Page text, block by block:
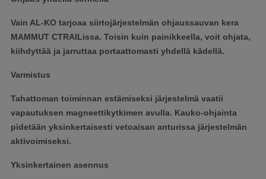
Vain AL-KO tarjoaa siirtojärjestelmän ohjaussauvan kera
MAMMUT CTRAILissa. Toisin kuin painikkeella, voit ohjata,
kiihdyttää ja jarruttaa portaattomasti yhdellä kädellä.
Varmistus
Tahattoman toiminnan estämiseksi järjestelmä vaatii
vapautuksen magneettikytkimen avulla. Kauko-ohjainta
pidetään yksinkertaisesti vetoaisan anturissa järjestelmän
aktivoimiseksi.
Yksinkertainen asennus